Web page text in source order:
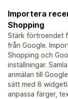
Importera
Shopping
Stärk förtroendet
från Google.
Shopping och
inställningar.
anmälan till
sätt med 8
anpassa färger,